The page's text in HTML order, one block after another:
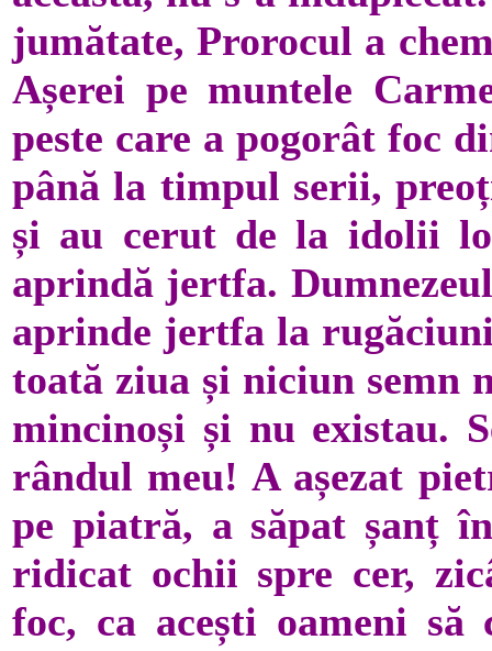
jumătate, Prorocul a
Așerei pe muntele
peste care a pogorât foc
până la timpul serii,
și au cerut de la idolii
aprindă jertfa.
aprinde jertfa la
toată ziua și niciun semn
mincinoși și nu existau.
rândul meu! A așezat
pe piatră, a săpat șanț
ridicat ochii spre cer,
foc, ca acești oameni să